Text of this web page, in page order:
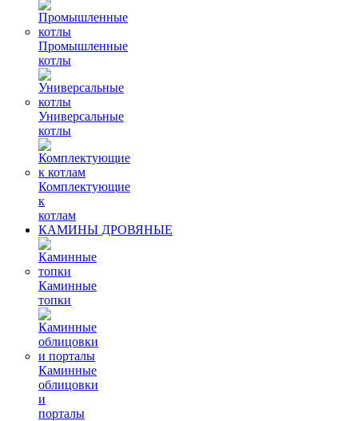
Промышленные
котлы
Универсальные
котлы
Комплектующие
к
котлам
КАМИНЫ ДРОВЯНЫЕ
Каминные
топки
Каминные
облицовки
и
порталы